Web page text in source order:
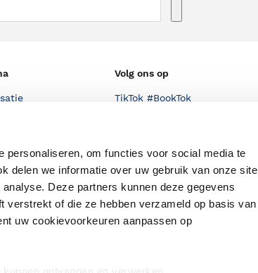
personaliseren, om functies voor social media te
delen we informatie over uw gebruik van onze site
Deze partners kunnen deze gegevens
verstrekt of die ze hebben verzameld op basis van
uw cookievoorkeuren aanpassen op
worden
van Bruna
Disclosure
Volg ons op
TikTok #BookTok
Instagram